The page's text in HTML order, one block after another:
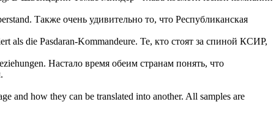
Также очень удивительно то, что Республиканская
als die Pasdaran-Kommandeure. Те, кто стоят за спиной КСИР,
Настало время обеим странам понять, что
and how they can be translated into another. All samples are